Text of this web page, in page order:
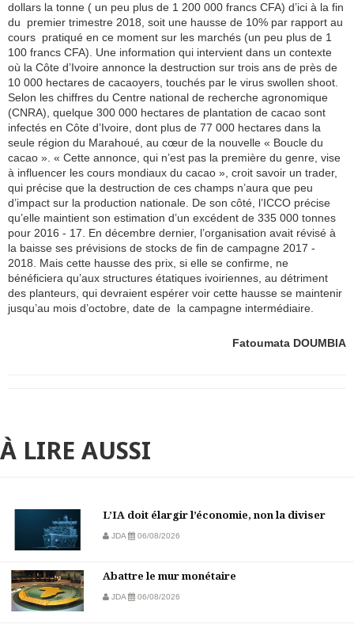
dollars la tonne ( un peu plus de 1 200 000 francs CFA) d’ici à la fin
du premier trimestre 2018, soit une hausse de 10% par rapport au
cours pratiqué en ce moment sur les marchés (un peu plus de 1
100 francs CFA). Une information qui intervient dans un contexte
où la Côte d’Ivoire annonce la destruction sur trois ans de près de
10 000 hectares de cacaoyers, touchés par le virus swollen shoot.
Selon les chiffres du Centre national de recherche agronomique
(CNRA), quelque 300 000 hectares de plantation de cacao sont
infectés en Côte d’Ivoire, dont plus de 77 000 hectares dans la
seule région du Marahoué, au cœur de la nouvelle « Boucle du
cacao ». « Cette annonce, qui n’est pas la première du genre, vise
à influencer les cours mondiaux du cacao », croit savoir un trader,
qui précise que la destruction de ces champs n’aura que peu
d’impact sur la production nationale. De son côté, l’ICCO précise
qu’elle maintient son estimation d’un excédent de 335 000 tonnes
pour 2016 - 17. En décembre dernier, l’organisation avait révisé à
la baisse ses prévisions de stocks de fin de campagne 2017 -
2018. Mais cette hausse des prix, si elle se confirme, ne
bénéficiera qu’aux structures étatiques ivoiriennes, au détriment
des planteurs, qui devraient espérer voir cette hausse se maintenir
jusqu’au mois d’octobre, date de la campagne intermédiaire.
Fatoumata DOUMBIA
À LIRE AUSSI
L’IA doit élargir l’économie, non la diviser
JDA 06/08/2026
Abattre le mur monétaire
JDA 06/08/2026